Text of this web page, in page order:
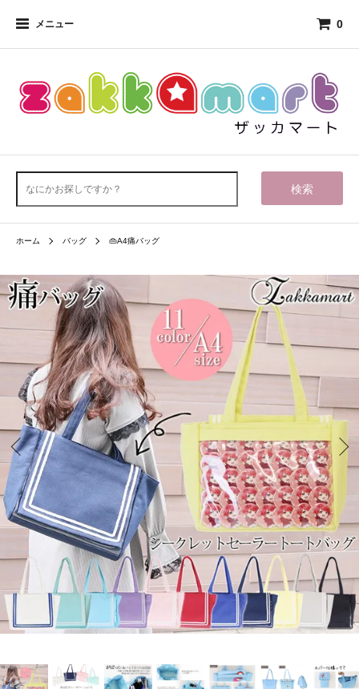
メニュー 0
検索
ホーム バッグ 👜A4痛バッグ